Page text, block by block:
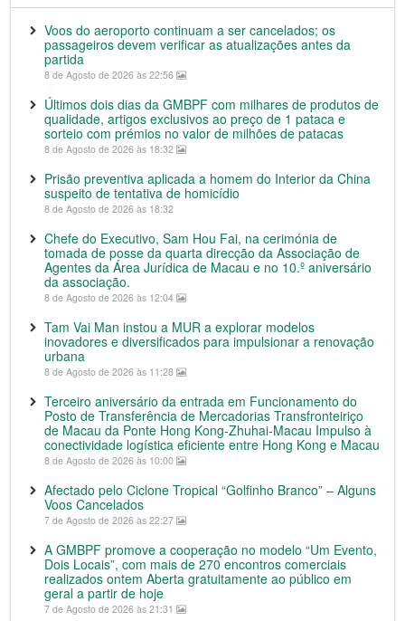
Voos do aeroporto continuam a ser cancelados; os
passageiros devem verificar as atualizações antes da
partida
8 de Agosto de 2026 às 22:56
Últimos dois dias da GMBPF com milhares de produtos de
qualidade, artigos exclusivos ao preço de 1 pataca e
sorteio com prémios no valor de milhões de patacas
8 de Agosto de 2026 às 18:32
Prisão preventiva aplicada a homem do Interior da China
suspeito de tentativa de homicídio
8 de Agosto de 2026 às 18:32
Chefe do Executivo, Sam Hou Fai, na cerimónia de
tomada de posse da quarta direcção da Associação de
Agentes da Área Jurídica de Macau e no 10.º aniversário
da associação.
8 de Agosto de 2026 às 12:04
Tam Vai Man instou a MUR a explorar modelos
inovadores e diversificados para impulsionar a renovação
urbana
8 de Agosto de 2026 às 11:28
Terceiro aniversário da entrada em Funcionamento do
Posto de Transferência de Mercadorias Transfronteiriço
de Macau da Ponte Hong Kong-Zhuhai-Macau Impulso à
conectividade logística eficiente entre Hong Kong e Macau
8 de Agosto de 2026 às 10:00
Afectado pelo Ciclone Tropical “Golfinho Branco” – Alguns
Voos Cancelados
7 de Agosto de 2026 às 22:27
A GMBPF promove a cooperação no modelo “Um Evento,
Dois Locais”, com mais de 270 encontros comerciais
realizados ontem Aberta gratuitamente ao público em
geral a partir de hoje
7 de Agosto de 2026 às 21:31